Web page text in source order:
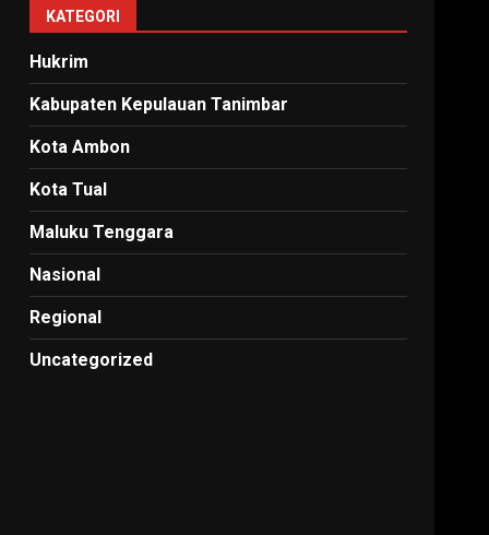
KATEGORI
Hukrim
Kabupaten Kepulauan Tanimbar
Kota Ambon
Kota Tual
Maluku Tenggara
Nasional
Regional
Uncategorized